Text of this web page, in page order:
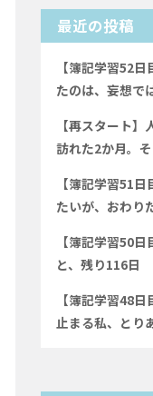
最近の投稿
【簿記学習52
たのは、妄想で
【再スタート
訪れた2か月。
【簿記学習51
たいが、おわり
【簿記学習50
と、残り116日
【簿記学習48
止まる私、とり